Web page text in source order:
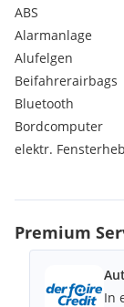
Lenkradheizung
Handy-
DAB Tuner
USB Audio
Ablage für
Bordcomputer
Classic Trim
ABS
Alarmanlage
Alufelgen
Beifahrerairbags
Bluetooth
Bordcomputer
elektr.
Premium
In